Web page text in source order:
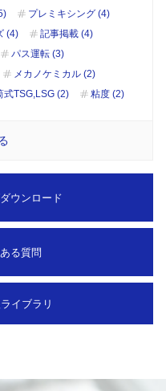
プレミキシング (4)
(4)
記事掲載 (4)
パス運転 (3)
メカノケミカル (2)
式TSG,LSG (2) 粘度 (2)
ウンロード
る質問
イブラリ